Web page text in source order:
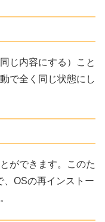
じ内容にする）こと
で全く同じ状態にし
ができます。このた
、OSの再インストー